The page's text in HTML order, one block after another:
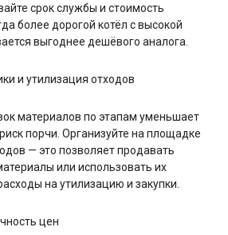
срок службы и стоимость
более дорогой котёл с высокой
выгоднее дешёвого аналога.
и утилизация отходов
материалов по этапам уменьшает
порчи. Организуйте на площадке
— это позволяет продавать
или использовать их
на утилизацию и закупки.
цен